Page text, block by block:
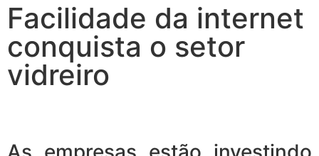
Facilidade da internet
conquista o setor
vidreiro